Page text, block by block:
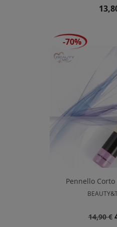
Pennello
Prezzo
14,90 €
-70%